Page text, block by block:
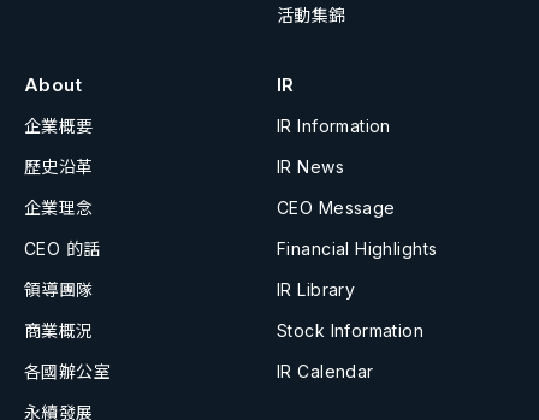
活動集錦
About
企業概要
歷史沿革
企業理念
CEO 的話
領導團隊
商業概況
各國辦公室
永續發展
IR
IR Information
IR News
CEO Message
Financial Highlights
IR Library
Stock Information
IR Calendar